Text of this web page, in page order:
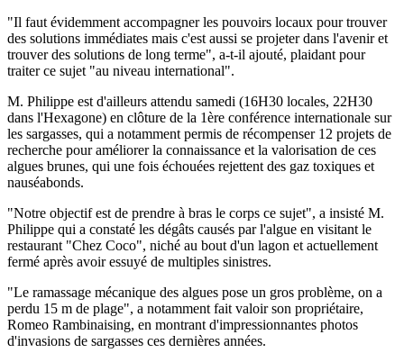
"Il faut évidemment accompagner les pouvoirs locaux pour trouver
des solutions immédiates mais c'est aussi se projeter dans l'avenir et
trouver des solutions de long terme", a-t-il ajouté, plaidant pour
traiter ce sujet "au niveau international".
M. Philippe est d'ailleurs attendu samedi (16H30 locales, 22H30
dans l'Hexagone) en clôture de la 1ère conférence internationale sur
les sargasses, qui a notamment permis de récompenser 12 projets de
recherche pour améliorer la connaissance et la valorisation de ces
algues brunes, qui une fois échouées rejettent des gaz toxiques et
nauséabonds.
"Notre objectif est de prendre à bras le corps ce sujet", a insisté M.
Philippe qui a constaté les dégâts causés par l'algue en visitant le
restaurant "Chez Coco", niché au bout d'un lagon et actuellement
fermé après avoir essuyé de multiples sinistres.
"Le ramassage mécanique des algues pose un gros problème, on a
perdu 15 m de plage", a notamment fait valoir son propriétaire,
Romeo Rambinaising, en montrant d'impressionnantes photos
d'invasions de sargasses ces dernières années.